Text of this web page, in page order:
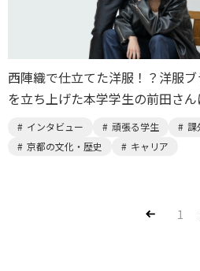
西陣織で仕立てた洋服！？洋服ブ
を立ち上げた本学学生の前田さ
インタビュー 頑張る学生
課
京都の文化・歴史
キャリア
Pre 1